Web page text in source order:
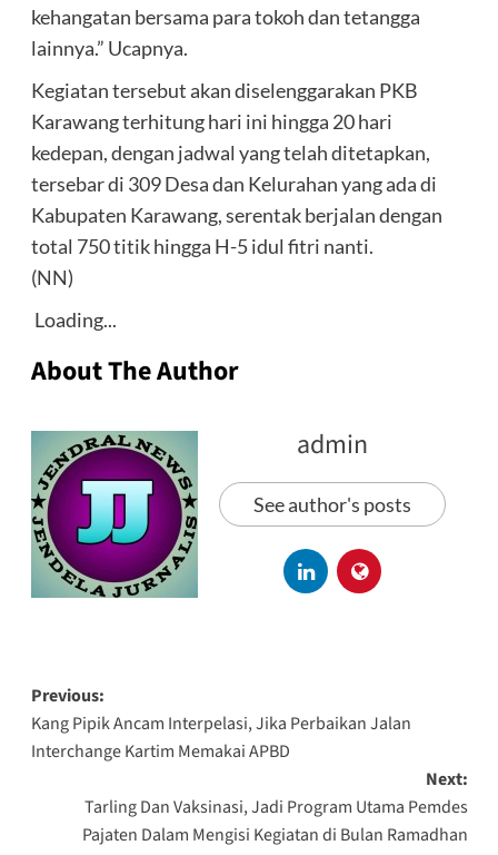
kehangatan bersama para tokoh dan tetangga
lainnya.” Ucapnya.
Kegiatan tersebut akan diselenggarakan PKB
Karawang terhitung hari ini hingga 20 hari
kedepan, dengan jadwal yang telah ditetapkan,
tersebar di 309 Desa dan Kelurahan yang ada di
Kabupaten Karawang, serentak berjalan dengan
total 750 titik hingga H-5 idul fitri nanti.
(NN)
Loading...
About The Author
admin
See author's posts
Previous:
Kang Pipik Ancam Interpelasi, Jika Perbaikan Jalan
Interchange Kartim Memakai APBD
Next:
Tarling Dan Vaksinasi, Jadi Program Utama Pemdes
Pajaten Dalam Mengisi Kegiatan di Bulan Ramadhan